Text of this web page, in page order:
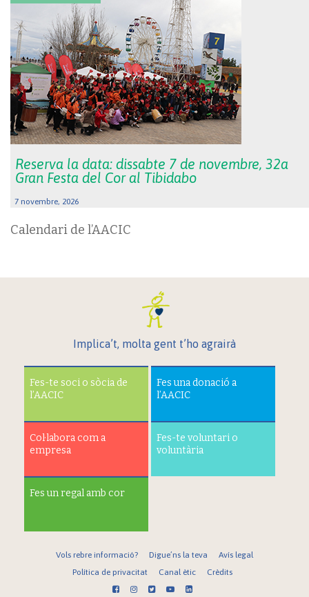
Reserva la data: dissabte 7 de novembre, 32a
Gran Festa del Cor al Tibidabo
7 novembre, 2026
Calendari de l’AACIC
Implica’t, molta gent t’ho agrairà
Fes-te soci o sòcia de
l’AACIC
Fes una donació a
l’AACIC
Col·labora com a
empresa
Fes-te voluntari o
voluntària
Fes un regal amb cor
Vols rebre informació? Digue’ns la teva
Avís legal
Política de privacitat
Canal ètic Crèdits